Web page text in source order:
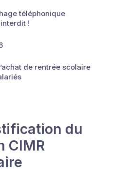
téléphonique
!
de rentrée scolaire
du
CIMR